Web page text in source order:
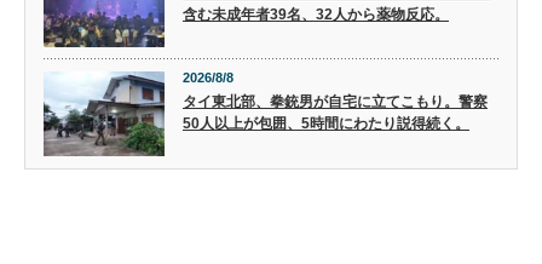
含む未成年者39名、32人から薬物反応。
2026/8/8
タイ東北部、拳銃男が自宅に立てこもり。警察
50人以上が包囲、5時間にわたり説得続く。